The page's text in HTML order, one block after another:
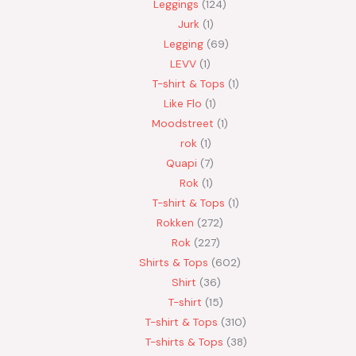
Leggings 124
Jurk 1
Legging 69
LEVV 1
T-shirt & Tops 1
Like Flo 1
Moodstreet 1
rok 1
Quapi 7
Rok 1
T-shirt & Tops 1
Rokken
272
Rok
227
Shirts & Tops
602
Shirt 36
T-shirt 15
T-shirt & Tops
310
T-shirts & Tops 38